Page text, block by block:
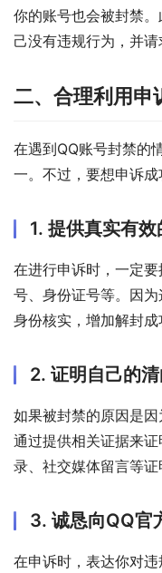
你的账号也会被封禁
己没有违规行为，并请
二、合理利用申
在遇到QQ账号封禁的
一。不过，要想申诉成
1. 提供真实有
在进行申诉时，一定
号、身份证号等。因
身份核实，增加解封成
2. 证明自己的清
如果被封禁的原因是
通过提供相关证据来
录、社交媒体留言等证
3. 诚恳向QQ官
在申诉时，表达你对